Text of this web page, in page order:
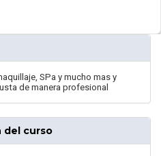
SPa y mucho mas y
de manera profesional
del curso